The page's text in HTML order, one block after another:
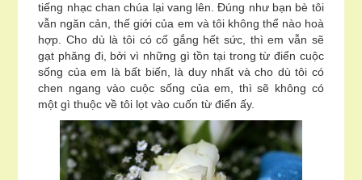
tiếng nhạc chan chúa lại vang lên. Đúng như bạn bè tôi
vẫn ngăn cản, thế giới của em và tôi không thể nào hoà
hợp. Cho dù là tôi có cố gắng hết sức, thì em vẫn sẽ
gạt phăng đi, bởi vì những gì tồn tại trong từ điển cuộc
sống của em là bất biến, là duy nhất và cho dù tôi có
chen ngang vào cuộc sống của em, thì sẽ không có
một gì thuộc về tôi lọt vào cuốn từ điển ấy.